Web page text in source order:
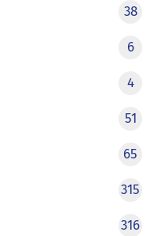
38
6
4
51
65
315
316